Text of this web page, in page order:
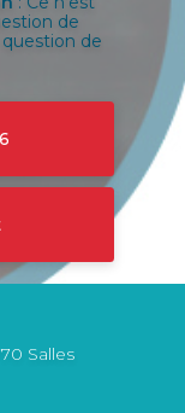
de
de
Salles